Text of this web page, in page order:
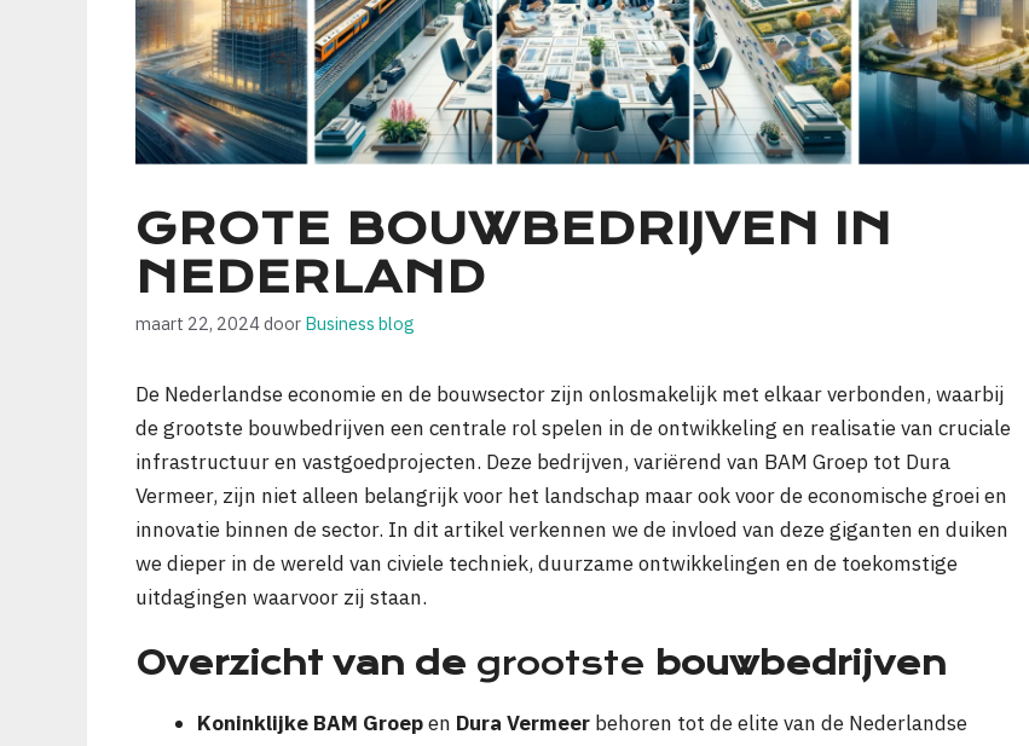
GROTE BOUWBEDRIJVEN IN
NEDERLAND
maart 22, 2024door Business blog
De Nederlandse economie en de bouwsector zijn onlosmakelijk met elkaar verbonden, waarbij
de grootste bouwbedrijven een centrale rol spelen in de ontwikkeling en realisatie van cruciale
infrastructuur en vastgoedprojecten. Deze bedrijven, variërend van BAM Groep tot Dura
Vermeer, zijn niet alleen belangrijk voor het landschap maar ook voor de economische groei en
innovatie binnen de sector. In dit artikel verkennen we de invloed van deze giganten en duiken
we dieper in de wereld van civiele techniek, duurzame ontwikkelingen en de toekomstige
uitdagingen waarvoor zij staan.
Overzicht van de grootste bouwbedrijven
Koninklijke BAM Groepen Dura Vermeer behoren tot de elite van de Nederlandse